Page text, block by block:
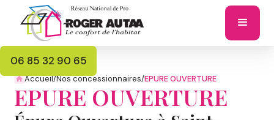
06 85 32 90 65
Accueil/Nos concessionnaires/EPURE OUVERTURE
EPURE OUVERTURE